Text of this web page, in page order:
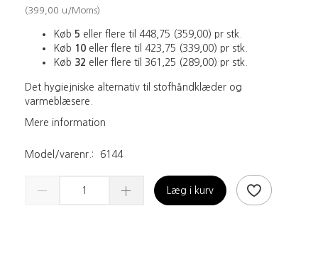
(399,00 u/Moms)
Køb 5 eller flere til 448,75 (359,00) pr stk.
Køb 10 eller flere til 423,75 (339,00) pr stk.
Køb 32 eller flere til 361,25 (289,00) pr stk.
Det hygiejniske alternativ til stofhåndklæder og
varmeblæsere.
Mere information
Model/varenr.: 6144
Læg i kurv